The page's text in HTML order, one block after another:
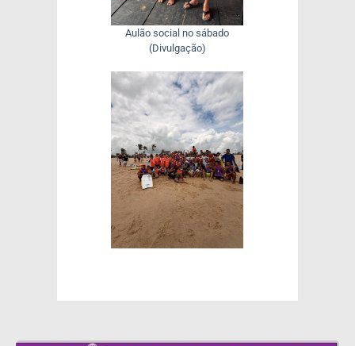
Aulão social no sábado
(Divulgação)